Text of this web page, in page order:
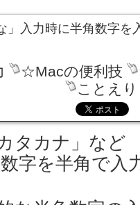
」入力時に半角数字を
☆Macの便利技
ことえり
タカナ」など
字を半角で入